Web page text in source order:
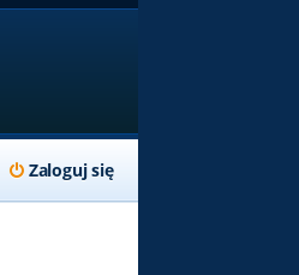
Zaloguj się